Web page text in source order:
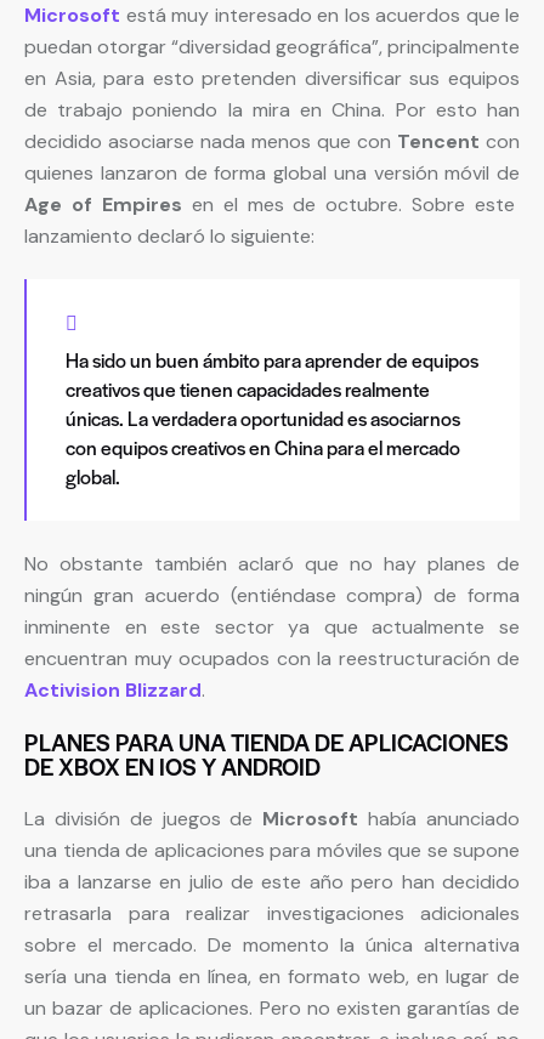
Microsoft está muy interesado en los acuerdos que le
puedan otorgar “diversidad geográfica”, principalmente
en Asia, para esto pretenden diversificar sus equipos
de trabajo poniendo la mira en China. Por esto han
decidido asociarse nada menos que con Tencent con
quienes lanzaron de forma global una versión móvil de
Age of Empires en el mes de octubre. Sobre este
lanzamiento declaró lo siguiente:
Ha sido un buen ámbito para aprender de equipos
creativos que tienen capacidades realmente
únicas. La verdadera oportunidad es asociarnos
con equipos creativos en China para el mercado
global.
No obstante también aclaró que no hay planes de
ningún gran acuerdo (entiéndase compra) de forma
inminente en este sector ya que actualmente se
encuentran muy ocupados con la reestructuración de
Activision Blizzard.
PLANES PARA UNA TIENDA DE APLICACIONES
DE XBOX EN IOS Y ANDROID
La división de juegos de Microsofthabía anunciado
una tienda de aplicaciones para móviles que se supone
iba a lanzarse en julio de este año pero han decidido
retrasarla para realizar investigaciones adicionales
sobre el mercado. De momento la única alternativa
sería una tienda en línea, en formato web, en lugar de
un bazar de aplicaciones. Pero no existen garantías de